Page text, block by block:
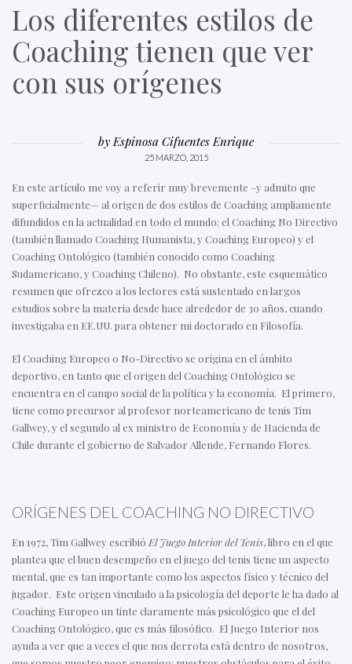
Los diferentes estilos de
Coaching tienen que ver
con sus orígenes
byEspinosa Cifuentes Enrique
25 MARZO, 2015
En este artículo me voy a referir muy brevemente –y admito que
superficialmente— al origen de dos estilos de Coaching ampliamente
difundidos en la actualidad en todo el mundo: el Coaching No Directivo
(también llamado Coaching Humanista, y Coaching Europeo) y el
Coaching Ontológico (también conocido como Coaching
Sudamericano, y Coaching Chileno). No obstante, este esquemático
resumen que ofrezco a los lectores está sustentado en largos
estudios sobre la materia desde hace alrededor de 30 años, cuando
investigaba en EE.UU. para obtener mi doctorado en Filosofía.
El Coaching Europeo o No-Directivo se origina en el ámbito
deportivo, en tanto que el origen del Coaching Ontológico se
encuentra en el campo social de la política y la economía. El primero,
tiene como precursor al profesor norteamericano de tenis Tim
Gallwey, y el segundo al ex ministro de Economía y de Hacienda de
Chile durante el gobierno de Salvador Allende, Fernando Flores.
ORÍGENES DEL COACHING NO DIRECTIVO
En 1972, Tim Gallwey escribió El Juego Interior del Tenis, libro en el que
plantea que el buen desempeño en el juego del tenis tiene un aspecto
mental, que es tan importante como los aspectos físico y técnico del
jugador. Este origen vinculado a la psicología del deporte le ha dado al
Coaching Europeo un tinte claramente más psicológico que el del
Coaching Ontológico, que es más filosófico. El Juego Interior nos
ayuda a ver que a veces el que nos derrota está dentro de nosotros,